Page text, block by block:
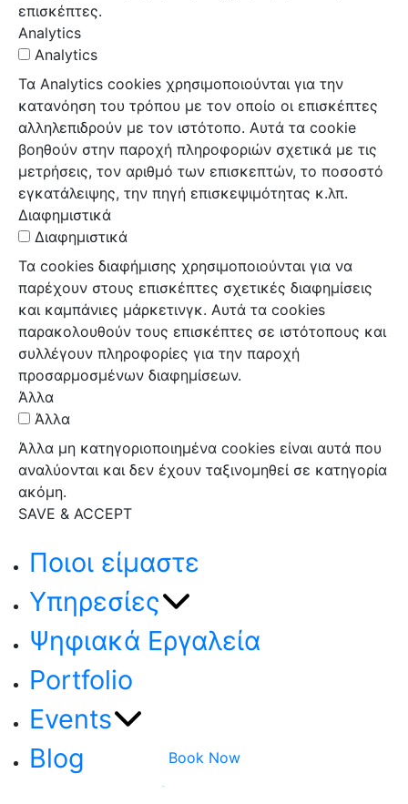
επισκέπτες.
Analytics
Analytics
Τα Analytics cookies χρησιμοποιούνται για την
κατανόηση του τρόπου με τον οποίο οι επισκέπτες
αλληλεπιδρούν με τον ιστότοπο. Αυτά τα cookie
βοηθούν στην παροχή πληροφοριών σχετικά με τις
μετρήσεις, τον αριθμό των επισκεπτών, το ποσοστό
εγκατάλειψης, την πηγή επισκεψιμότητας κ.λπ.
Διαφημιστικά
Διαφημιστικά
Τα cookies διαφήμισης χρησιμοποιούνται για να
παρέχουν στους επισκέπτες σχετικές διαφημίσεις
και καμπάνιες μάρκετινγκ. Αυτά τα cookies
παρακολουθούν τους επισκέπτες σε ιστότοπους και
συλλέγουν πληροφορίες για την παροχή
προσαρμοσμένων διαφημίσεων.
Άλλα
Άλλα
Άλλα μη κατηγοριοποιημένα cookies είναι αυτά που
αναλύονται και δεν έχουν ταξινομηθεί σε κατηγορία
ακόμη.
SAVE & ACCEPT
Ποιοι είμαστε
Υπηρεσίες
Ψηφιακά Εργαλεία
Portfolio
Events
Blog
Επικοινωνία
Book Now